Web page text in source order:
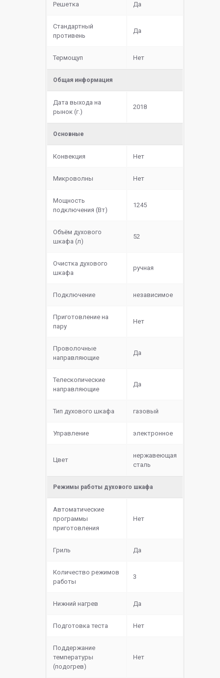
Решетка Да
Стандартный
противень
Да
Термощуп Нет
Общая информация
Дата выхода на
рынок (г.)
2018
Основные
Конвекция Нет
Микроволны Нет
Мощность
подключения (Вт)
1245
Объём духового
шкафа (л)
52
Очистка духового
шкафа
ручная
Подключение независимое
Приготовление на
пару
Нет
Проволочные
направляющие
Да
Телескопические
направляющие
Да
Тип духового шкафа газовый
Управление электронное
Цвет
нержавеющая
сталь
Режимы работы духового шкафа
Автоматические
программы
приготовления
Нет
Гриль Да
Количество режимов
работы
3
Нижний нагрев Да
Подготовка теста Нет
Поддержание
температуры
(подогрев)
Нет